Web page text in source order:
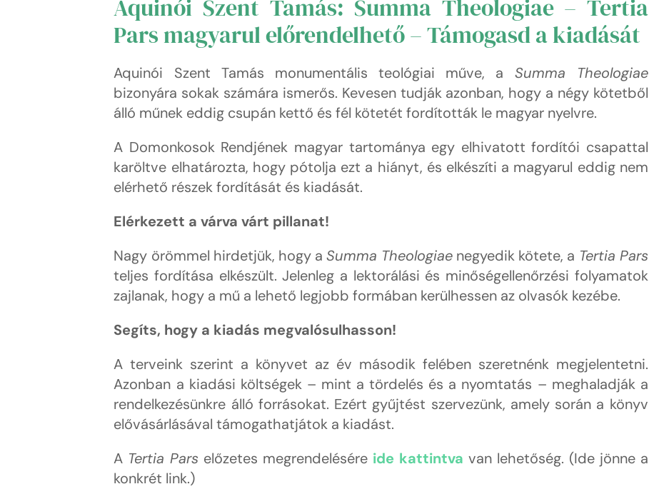
Aquinói Szent Tamás: Summa Theologiae – Tertia
Pars magyarul előrendelhető – Támogasd a kiadását
Aquinói Szent Tamás monumentális teológiai műve, a Summa Theologiae
bizonyára sokak számára ismerős. Kevesen tudják azonban, hogy a négy kötetből
álló műnek eddig csupán kettő és fél kötetét fordították le magyar nyelvre.
A Domonkosok Rendjének magyar tartománya egy elhivatott fordítói csapattal
karöltve elhatározta, hogy pótolja ezt a hiányt, és elkészíti a magyarul eddig nem
elérhető részek fordítását és kiadását.
Elérkezett a várva várt pillanat!
Nagy örömmel hirdetjük, hogy aSumma Theologiae negyedik kötete, a Tertia Pars
teljes fordítása elkészült. Jelenleg a lektorálási és minőségellenőrzési folyamatok
zajlanak, hogy a mű a lehető legjobb formában kerülhessen az olvasók kezébe.
Segíts, hogy a kiadás megvalósulhasson!
A terveink szerint a könyvet az év második felében szeretnénk megjelentetni.
Azonban a kiadási költségek – mint a tördelés és a nyomtatás – meghaladják a
rendelkezésünkre álló forrásokat. Ezért gyűjtést szervezünk, amely során a könyv
elővásárlásával támogathatjátok a kiadást.
A Tertia Pars előzetes megrendelésére ide kattintva van lehetőség. (Ide jönne a
konkrét link.)